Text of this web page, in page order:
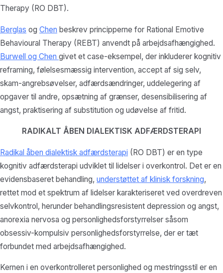
Therapy (RO DBT).
Berglas og Chen beskrev principperne for Rational Emotive
Behavioural Therapy (REBT) anvendt på arbejdsafhængighed.
Burwell og Chen givet et case-eksempel, der inkluderer kognitiv
reframing, følelsesmæssig intervention, accept af sig selv,
skam-angrebsøvelser, adfærdsændringer, uddelegering af
opgaver til andre, opsætning af grænser, desensibilisering af
angst, praktisering af substitution og udøvelse af fritid.
RADIKALT ÅBEN DIALEKTISK ADFÆRDSTERAPI
Radikal åben dialektisk adfærdsterapi (RO DBT) er en type
kognitiv adfærdsterapi udviklet til lidelser i overkontrol. Det er en
evidensbaseret behandling, understøttet af klinisk forskning,
rettet mod et spektrum af lidelser karakteriseret ved overdreven
selvkontrol, herunder behandlingsresistent depression og angst,
anorexia nervosa og personlighedsforstyrrelser såsom
obsessiv-kompulsiv personlighedsforstyrrelse, der er tæt
forbundet med arbejdsafhængighed.
Kernen i en overkontrolleret personlighed og mestringsstil er en